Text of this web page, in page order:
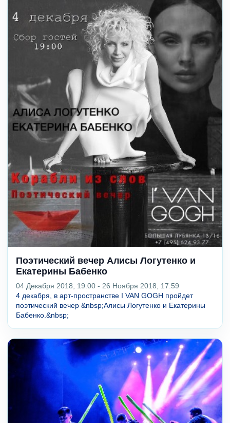
Поэтический вечер Алисы Логутенко и
Екатерины Бабенко
04 Декабря 2018, 19:00 - 26 Ноября 2018, 17:59
4 декабря, в арт-пространстве I VAN GOGH пройдет
поэтический вечер &nbsp;Алисы Логутенко и Екатерины
Бабенко.&nbsp;